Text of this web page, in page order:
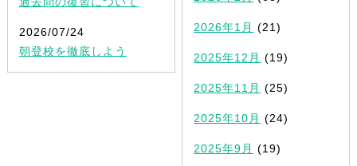
2026/07/24
朝登校を徹底しよう
2026年1月 (21)
2025年12月 (19)
2025年11月 (25)
2025年10月 (24)
2025年9月 (19)